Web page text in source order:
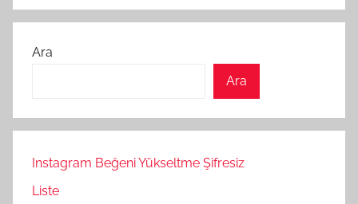
Ara
Ara
Instagram Beğeni Yükseltme Şifresiz
Liste